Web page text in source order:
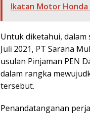
Ikatan Motor Honda
Untuk diketahui, dalam
Juli 2021, PT Sarana
usulan Pinjaman PEN
dalam rangka
tersebut.
Penandatanganan